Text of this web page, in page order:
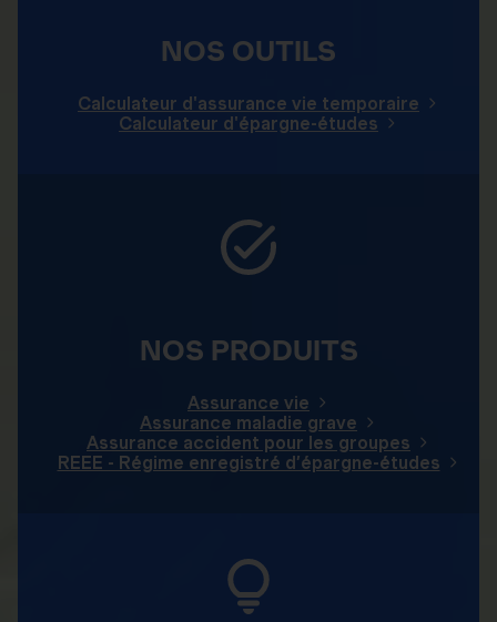
NOS OUTILS
Calculateur d'assurance vie temporaire
Calculateur d'épargne-études
NOS PRODUITS
Assurance vie
Assurance maladie grave
Assurance accident pour les groupes
REEE - Régime enregistré d’épargne-études